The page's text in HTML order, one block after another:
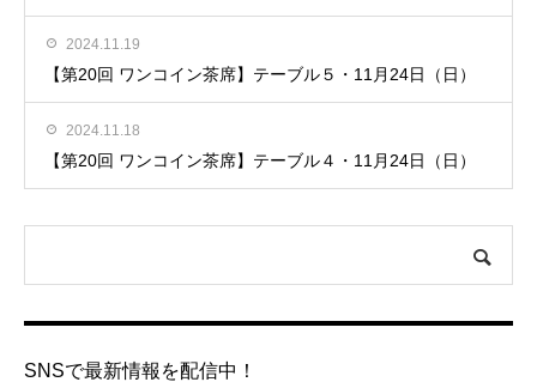
2024.11.19
【第20回 ワンコイン茶席】テーブル５・11月24日（日）
2024.11.18
【第20回 ワンコイン茶席】テーブル４・11月24日（日）
SNSで最新情報を配信中！